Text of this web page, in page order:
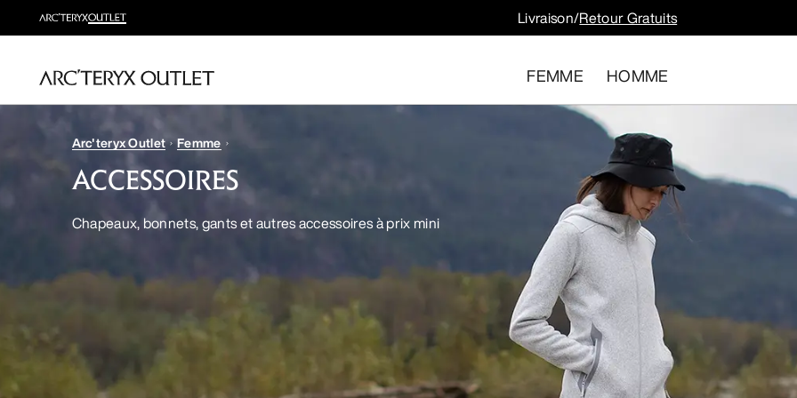
Livraison/Retour Gratuits
FEMME HOMME
Arc'teryx Outlet Femme
ACCESSOIRES
Chapeaux, bonnets, gants et autres accessoires à prix mini